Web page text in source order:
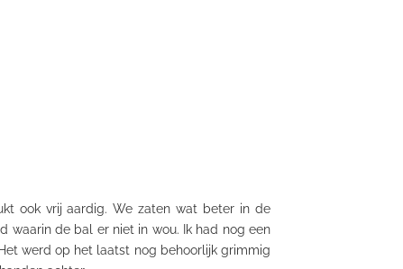
ook vrij aardig. We zaten wat beter in de
waarin de bal er niet in wou. Ik had nog een
werd op het laatst nog behoorlijk grimmig